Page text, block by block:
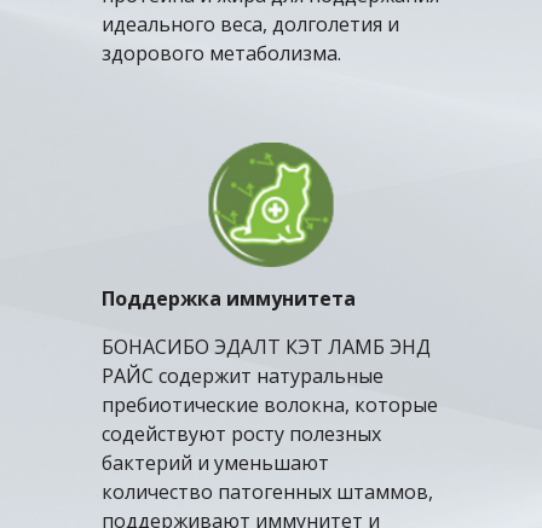
идеального веса, долголетия и
здорового метаболизма.
Поддержка иммунитета
БОНАСИБОЭДАЛТ КЭТЛАМБ ЭНД
РАЙС содержит натуральные
пребиотические волокна, которые
содействуют росту полезных
бактерий и уменьшают
количество патогенных штаммов,
поддерживают иммунитет и